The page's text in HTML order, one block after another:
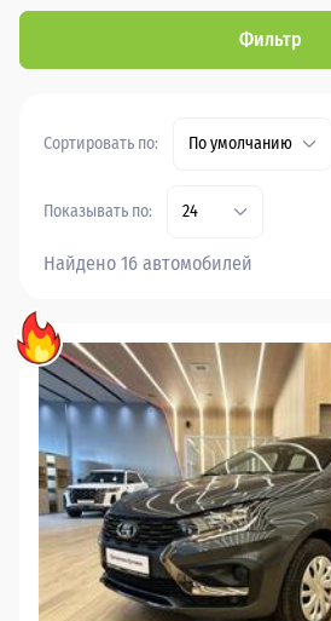
Фильтр
Сортировать по: По умолчанию
Показывать по: 24
Найдено 16 автомобилей